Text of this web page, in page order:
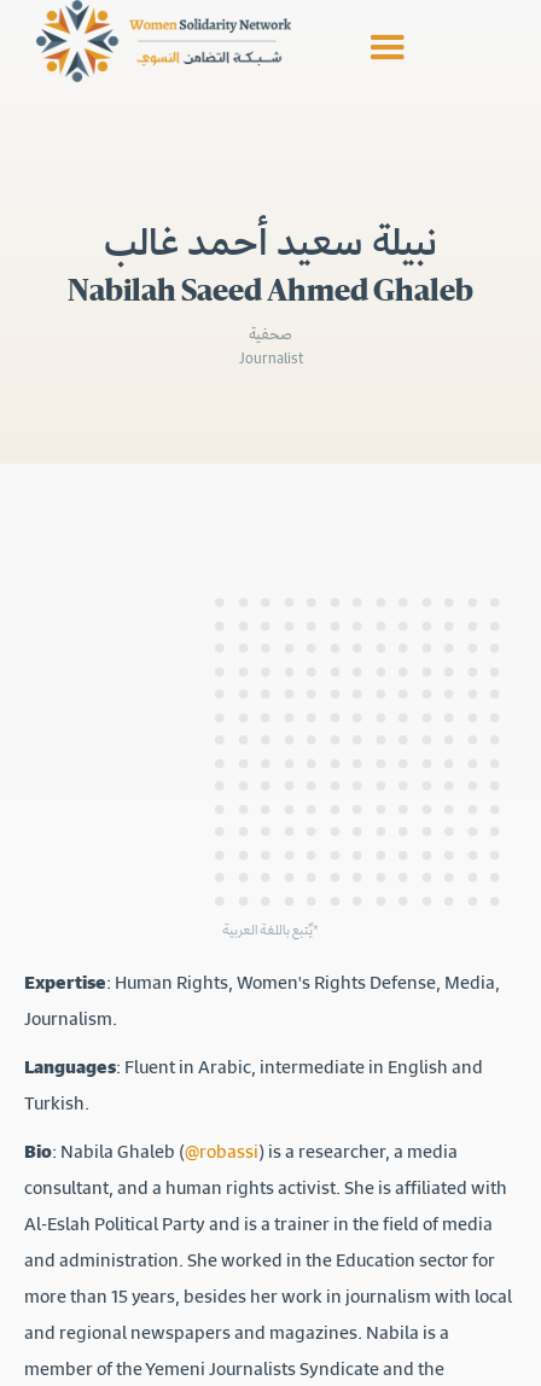
نبيلة سعيد أحمد غالب
Nabilah Saeed Ahmed Ghaleb
صحفية
Journalist
يٌتبع باللغة العربية*
Expertise: Human Rights, Women's Rights Defense, Media,
Journalism.
Languages: Fluent in Arabic, intermediate in English and
Turkish.
Bio: Nabila Ghaleb (@robassi) is a researcher, a media
consultant, and a human rights activist. She is affiliated with
Al-Eslah Political Party and is a trainer in the field of media
and administration. She worked in the Education sector for
more than 15 years, besides her work in journalism with local
and regional newspapers and magazines. Nabila is a
member of the Yemeni Journalists Syndicate and the